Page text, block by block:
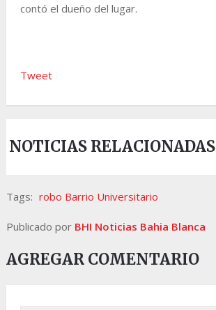
contó el dueño del lugar.
Tweet
NOTICIAS RELACIONADAS
Tags: robo Barrio Universitario
Publicado por BHI Noticias Bahia Blanca
AGREGAR COMENTARIO